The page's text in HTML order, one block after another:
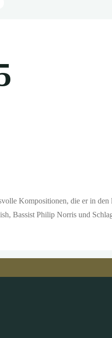
Kompositionen, die er in
Bassist Philip Norris und